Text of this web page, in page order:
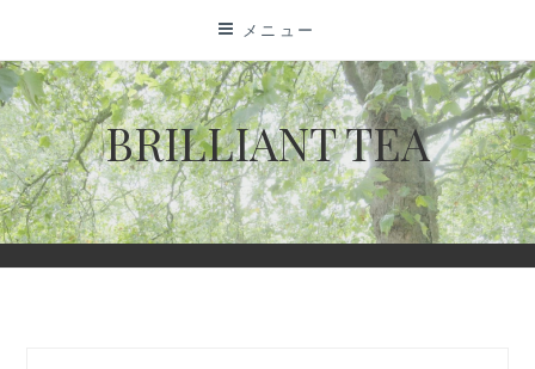
テ
ン
ツ
に
ス
キ
ッ
メニュー
BRILLIANT TEA